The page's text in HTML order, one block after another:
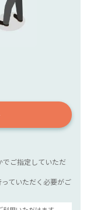
でご指定していただ
ていただく必要がご